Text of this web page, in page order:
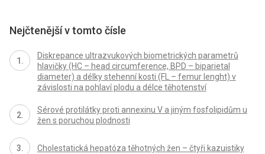
Nejčtenější v tomto čísle
Diskrepance ultrazvukových biometrických parametrů
hlavičky (HC – head circumference, BPD – biparietal
diameter) a délky stehenní kosti (FL – femur lenght) v
závislosti na pohlaví plodu a délce těhotenství
Sérové protilátky proti annexinu V a jiným fosfolipidům u
žen s poruchou plodnosti
Cholestatická hepatóza těhotných žen – čtyři kazuistiky